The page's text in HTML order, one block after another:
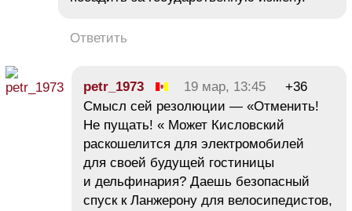
Ответить
petr_1973 19 мар, 13:45
+36
Смысл сей резолюции — «Отменить!
Не пущать! « Может Кисловский
раскошелится для электромобилей
для своей будущей гостиницы
и дельфинария? Даешь безопасный
спуск к Ланжерону для велосипедистов,